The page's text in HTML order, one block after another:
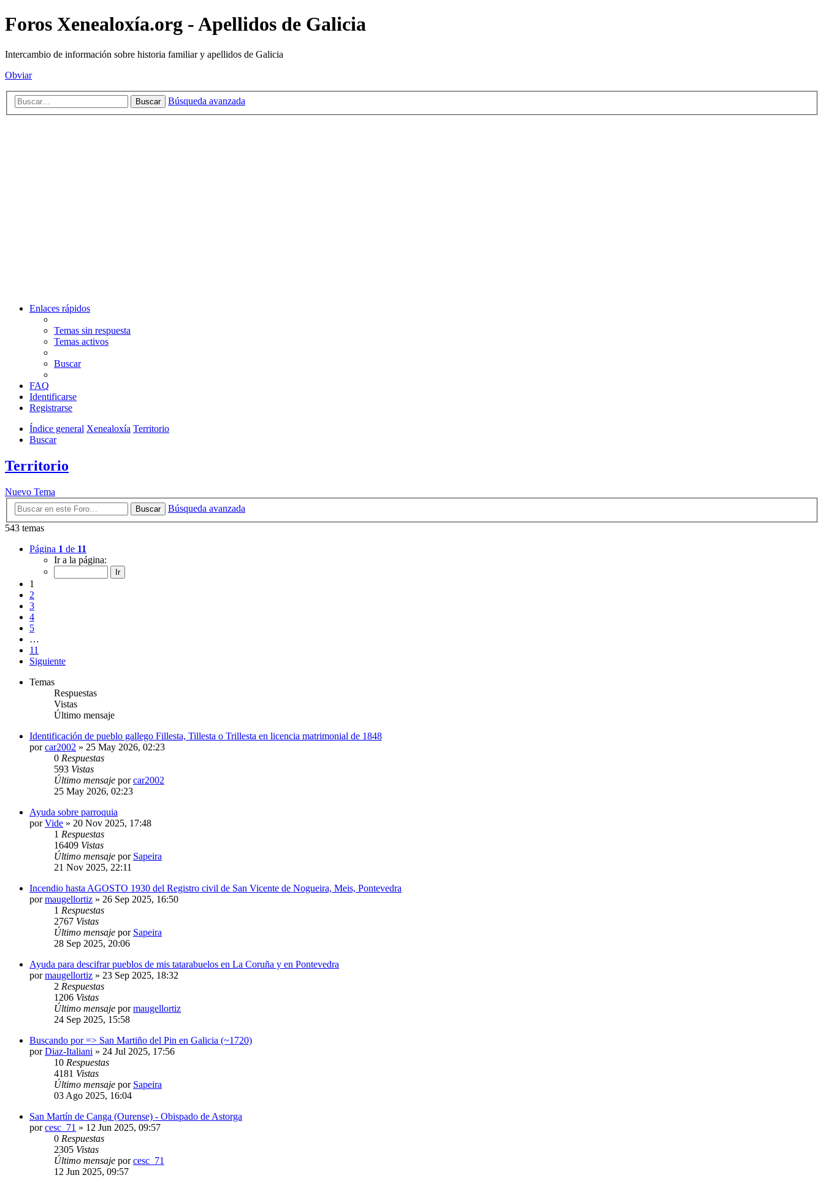
Foros Xenealoxía.org - Apellidos de Galicia
Intercambio de información sobre historia familiar y apellidos de Galicia
Obviar
Buscar Búsqueda avanzada
Enlaces rápidos
Temas sin respuesta
Temas activos
Buscar
FAQ
Identificarse
Registrarse
Índice general Xenealoxía Territorio
Buscar
Territorio
Nuevo Tema
Buscar
Búsqueda avanzada
543 temas
Página 1 de 11
Ir a la página:
1
2
3
4
5
…
11
Siguiente
Temas
Respuestas
Vistas
Último mensaje
Identificación de pueblo gallego Fillesta, Tillesta o Trillesta en licencia matrimonial de 1848
porcar2002 » 25 May 2026, 02:23
0 Respuestas
593 Vistas
Último mensaje porcar2002
25 May 2026, 02:23
Ayuda sobre parroquia
porVide » 20 Nov 2025, 17:48
1 Respuestas
16409 Vistas
Último mensaje por Sapeira
21 Nov 2025, 22:11
Incendio hasta AGOSTO 1930 del Registro civil de San Vicente de Nogueira, Meis, Pontevedra
pormaugellortiz » 26 Sep 2025, 16:50
1 Respuestas
2767 Vistas
Último mensaje por Sapeira
28 Sep 2025, 20:06
Ayuda para descifrar pueblos de mis tatarabuelos en La Coruña y en Pontevedra
pormaugellortiz » 23 Sep 2025, 18:32
2 Respuestas
1206 Vistas
Último mensaje pormaugellortiz
24 Sep 2025, 15:58
Buscando por => San Martiño del Pin en Galicia (~1720)
porDiaz-Italiani » 24 Jul 2025, 17:56
10 Respuestas
4181 Vistas
Último mensaje por Sapeira
03 Ago 2025, 16:04
San Martín de Canga (Ourense) - Obispado de Astorga
porcesc_71 » 12 Jun 2025, 09:57
0 Respuestas
2305 Vistas
Último mensaje porcesc_71
12 Jun 2025, 09:57